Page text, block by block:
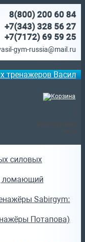
8(800) 200 60 84
+7(343) 328 56 27
+7(7172) 69 59 25
gym-russia@mail.ru
тренажеров Васил
силовых
ломающий
Sabirgym:
Потапова)